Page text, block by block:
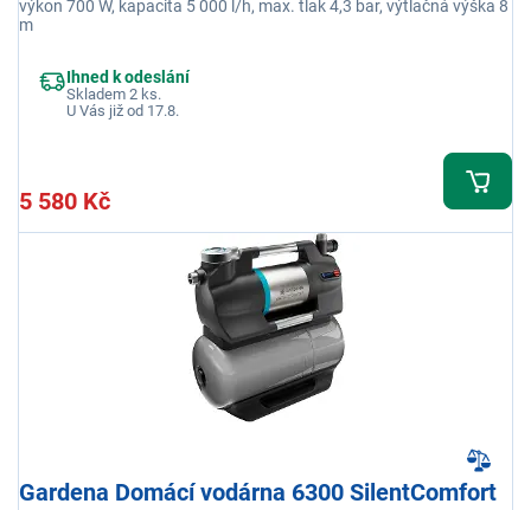
výkon 700 W, kapacita 5 000 l/h, max. tlak 4,3 bar, výtlačná výška 8
m
Ihned k odeslání
Skladem 2 ks.
U Vás již od 17.8.
5 580 Kč
Gardena Domácí vodárna 6300 SilentComfort